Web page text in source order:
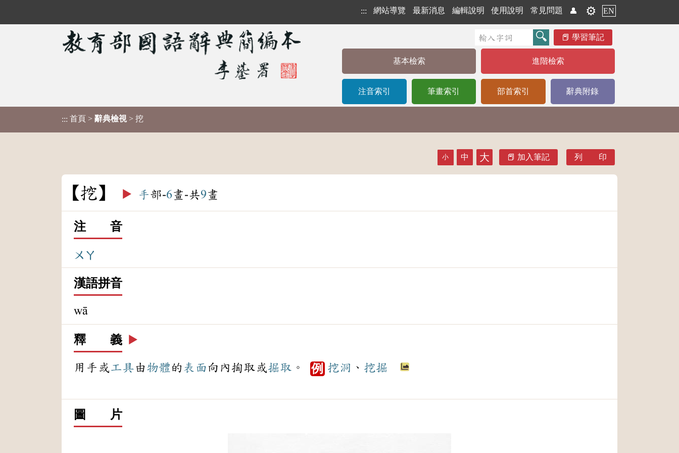
::: 網站導覽 最新消息 編輯說明 使用說明 常見問題 👤 ⚙️ EN
學習筆記
基本檢索 進階檢索
注音索引 筆畫索引 部首索引 辭典附錄
::: 首頁 > 辭典檢視 > 挖
小 中 大 加入筆記 列 印
挖 ▶️ 手部-6畫-共9畫
注 音
ㄨㄚ
漢語拼音
wā
釋 義 ▶️
用手或工具 由物體 的 表面 向內掏取或掘取 。 例 挖洞 、 挖掘
圖 片